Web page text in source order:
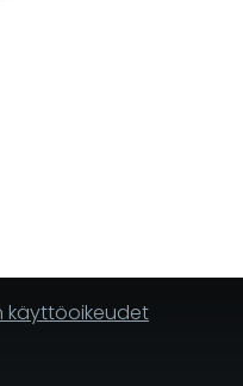
käyttöoikeudet